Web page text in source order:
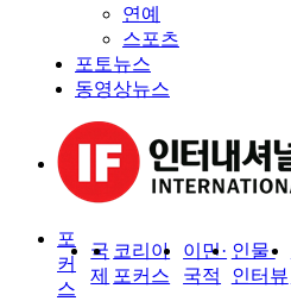
연예
스포츠
포토뉴스
동영상뉴스
포
커
스
국
제
코리아
포커스
이민·
국적
인물·
인터뷰